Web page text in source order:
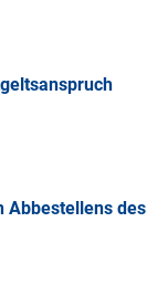
Abbestellens des